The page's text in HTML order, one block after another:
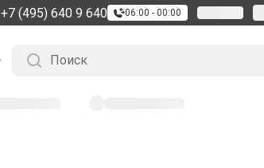
+7 (495) 640 9 640 06:00 - 00:00